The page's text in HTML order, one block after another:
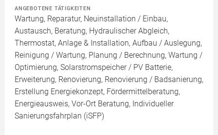
ANGEBOTENE TÄTIGKEITEN
Wartung, Reparatur, Neuinstallation / Einbau,
Austausch, Beratung, Hydraulischer Abgleich,
Thermostat, Anlage & Installation, Aufbau / Auslegung,
Reinigung / Wartung, Planung / Berechnung, Wartung /
Optimierung, Solarstromspeicher / PV Batterie,
Erweiterung, Renovierung, Renovierung / Badsanierung,
Erstellung Energiekonzept, Fördermittelberatung,
Energieausweis, Vor-Ort Beratung, Individueller
Sanierungsfahrplan (iSFP)